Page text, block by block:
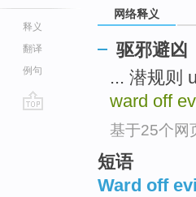
释义
翻译
例句
网络释义
驱邪避凶
... 潜规则
ward off
基于25个网
短语
Ward off